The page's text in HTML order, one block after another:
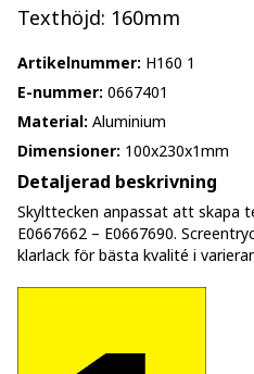
Texthöjd: 160mm
Artikelnummer: H160 1
E-nummer: 0667401
Material: Aluminium
Dimensioner: 100x230x1mm
Detaljerad beskrivning
Skylttecken anpassat att skapa
E0667662 – E0667690.
klarlack för bästa kvalité i